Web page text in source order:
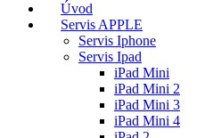
Úvod
Servis APPLE
Servis Iphone
Servis Ipad
iPad Mini
iPad Mini 2
iPad Mini 3
iPad Mini 4